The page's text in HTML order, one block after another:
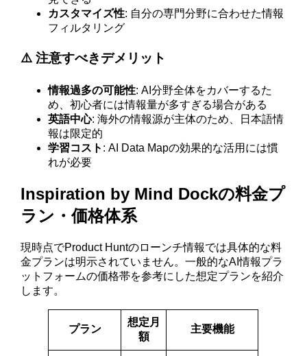
カスタマイズ性: 自分の専門分野に合わせた情報
フィルタリング
⚠️ 注意すべきデメリット
情報過多の可能性: AI分野全体をカバーするた
め、初心者には情報量が多すぎる場合がある
英語中心: 海外の情報源が主体のため、日本語情
報は限定的
学習コスト : AI Data Mapの効果的な活用には慣
れが必要
Inspiration by Mind Dockの料金プ
ラン・価格体系
現時点でProduct Huntのローンチ情報では具体的な料
金プランは明示されていません。一般的なAI情報プラ
ットフォームの価格帯を参考にした想定プランを紹介
します。
プラン
想定月
額
主要機能